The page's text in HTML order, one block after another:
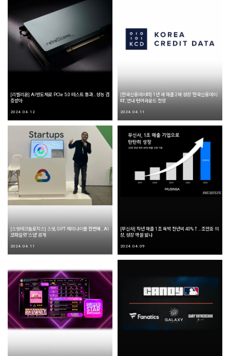
[리벨리온] AI반도체로 PCIe 5.0 테스트 통과…성능 검
증받아
2024. 04. 12
[한국신용데이터] 1년 새 매출 2배 성장 ‘한국신용데이
터’, 연내 턴어라운드 전망
2024. 04. 11
[스윗테크놀로지스] 스윗, GPT·제미나이를 한번에...AI
코파일럿 '스냅' 공개
2024. 04. 11
[무신사] 작년 매출 1조 육박 전년비 40%↑…조만호 의
장, 성장 액셀 밟나
2024. 04. 09